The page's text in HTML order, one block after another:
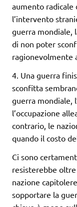
aumento radicale
l’intervento
guerra mondiale,
di non poter
ragionevolmente
4. Una guerra
sconfitta
guerra mondiale,
l’occupazione
contrario, le
quando il costo
Ci sono
resisterebbe
nazione
sopportare la